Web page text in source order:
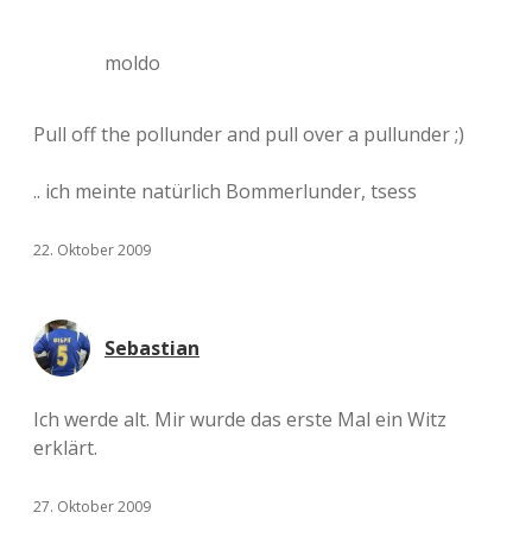
moldo
Pull off the pollunder and pull over a pullunder ;)
.. ich meinte natürlich Bommerlunder, tsess
22. Oktober 2009
Sebastian
Ich werde alt. Mir wurde das erste Mal ein Witz
erklärt.
27. Oktober 2009